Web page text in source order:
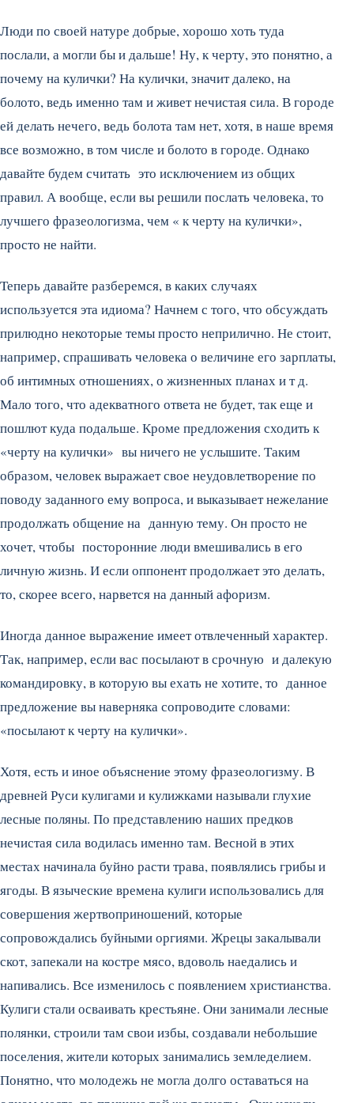
Люди по своей натуре добрые, хорошо хоть туда
послали, а могли бы и дальше! Ну, к черту, это понятно, а
почему на кулички? На кулички, значит далеко, на
болото, ведь именно там и живет нечистая сила. В городе
ей делать нечего, ведь болота там нет, хотя, в наше время
все возможно, в том числе и болото в городе. Однако
давайте будем считать это исключением из общих
правил. А вообще, если вы решили послать человека, то
лучшего фразеологизма, чем « к черту на кулички»,
просто не найти.
Теперь давайте разберемся, в каких случаях
используется эта идиома? Начнем с того, что обсуждать
прилюдно некоторые темы просто неприлично. Не стоит,
например, спрашивать человека о величине его зарплаты,
об интимных отношениях, о жизненных планах и т д.
Мало того, что адекватного ответа не будет, так еще и
пошлют куда подальше. Кроме предложения сходить к
«черту на кулички» вы ничего не услышите. Таким
образом, человек выражает свое неудовлетворение по
поводу заданного ему вопроса, и выказывает нежелание
продолжать общение на данную тему. Он просто не
хочет, чтобы посторонние люди вмешивались в его
личную жизнь. И если оппонент продолжает это делать,
то, скорее всего, нарвется на данный афоризм.
Иногда данное выражение имеет отвлеченный характер.
Так, например, если вас посылают в срочную и далекую
командировку, в которую вы ехать не хотите, то данное
предложение вы наверняка сопроводите словами:
«посылают к черту на кулички».
Хотя, есть и иное объяснение этому фразеологизму. В
древней Руси кулигами и кулижками называли глухие
лесные поляны. По представлению наших предков
нечистая сила водилась именно там. Весной в этих
местах начинала буйно расти трава, появлялись грибы и
ягоды. В языческие времена кулиги использовались для
совершения жертвоприношений, которые
сопровождались буйными оргиями. Жрецы закалывали
скот, запекали на костре мясо, вдоволь наедались и
напивались. Все изменилось с появлением христианства.
Кулиги стали осваивать крестьяне. Они занимали лесные
полянки, строили там свои избы, создавали небольшие
поселения, жители которых занимались земледелием.
Понятно, что молодежь не могла долго оставаться на